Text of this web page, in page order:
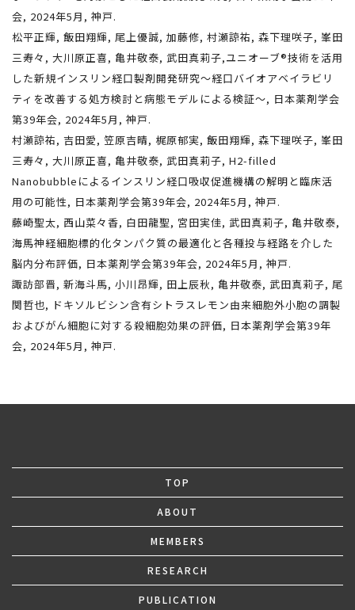
会, 2024年5月, 神戸.
松平正輝, 飯田翔輝, 尾上優誠, 加藤修, 村瀬諒祐, 森下理咲子, 峯田
三寿々, 大川原正喜, 亀井敬泰, 武田真莉子,ユニオーブ®技術を活用
した新規インスリン経口製剤開発研究〜経口バイオアベイラビリ
ティを改善する処方検討と病態モデルによる検証〜, 日本薬剤学会
第39年会, 2024年5月, 神戸.
村瀬諒祐, 吉田愛, 笠原吉晴, 梶原郁実, 飯田翔輝, 森下理咲子, 峯田
三寿々, 大川原正喜, 亀井敬泰, 武田真莉子, H2-filled
Nanobubbleによるインスリン経口吸収促進機構の解明と臨床活
用の可能性, 日本薬剤学会第39年会, 2024年5月, 神戸.
藤崎聖太, 西山菜々香, 白田龍聖, 宮田実佳, 武田真莉子, 亀井敬泰,
海馬神経細胞標的化タンパク質の最適化と各種投与経路を介した
脳内分布評価, 日本薬剤学会第39年会, 2024年5月, 神戸.
諏訪部晋, 新海斗馬, 小川昂輝, 田上辰秋, 亀井敬泰, 武田真莉子, 尾
関哲也, ドキソルビシン含有シトラスレモン由来細胞外小胞の調製
およびがん細胞に対する殺細胞効果の評価, 日本薬剤学会第39年
会, 2024年5月, 神戸.
TOP
ABOUT
MEMBERS
RESEARCH
PUBLICATION